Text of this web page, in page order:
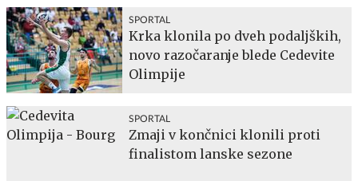
SPORTAL
Krka klonila po dveh podaljških,
novo razočaranje blede Cedevite
Olimpije
SPORTAL
Zmaji v končnici klonili proti
finalistom lanske sezone